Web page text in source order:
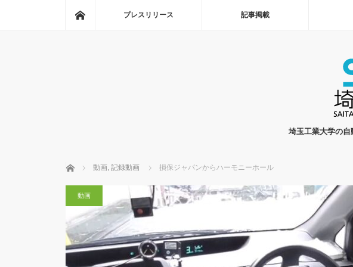
プレスリリース 記事掲載
埼玉工業大学の自
ホーム 動画, 記録動画 損保ジャパンからハーモニーホール
動画